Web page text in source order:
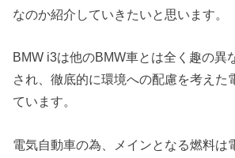
なのか紹介していきたいと思います。
BMW i3は他のBMW車とは全く趣の異
され、徹底的に環境への配慮を考えた
ています。
電気自動車の為、メインとなる燃料は